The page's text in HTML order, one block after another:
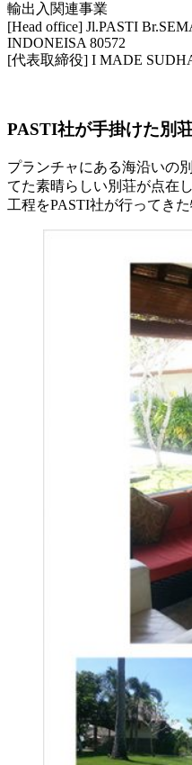
輸出入関連事業
[Head office] Jl.PASTI
INDONEISA 80572
[代表取締役] I MADE
PASTI社が手掛けた別
プランチャにある海沿いの
てた素晴らしい別荘が点在
工程をPASTI社が行ってきた